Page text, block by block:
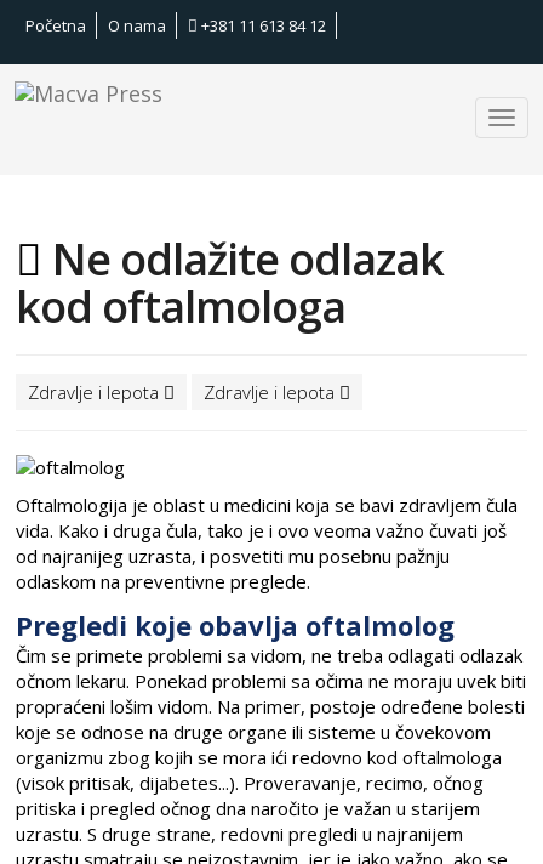
Početna O nama +381 11 613 84 12
Ne odlažite odlazak
kod oftalmologa
Zdravlje i lepota Zdravlje i lepota
Oftalmologija je oblast u medicini koja se bavi zdravljem čula
vida. Kako i druga čula, tako je i ovo veoma važno čuvati još
od najranijeg uzrasta, i posvetiti mu posebnu pažnju
odlaskom na preventivne preglede.
Pregledi koje obavlja oftalmolog
Čim se primete problemi sa vidom, ne treba odlagati odlazak
očnom lekaru. Ponekad problemi sa očima ne moraju uvek biti
propraćeni lošim vidom. Na primer, postoje određene bolesti
koje se odnose na druge organe ili sisteme u čovekovom
organizmu zbog kojih se mora ići redovno kod oftalmologa
(visok pritisak, dijabetes...). Proveravanje, recimo, očnog
pritiska i pregled očnog dna naročito je važan u starijem
uzrastu. S druge strane, redovni pregledi u najranijem
uzrastu smatraju se neizostavnim, jer je jako važno, ako se